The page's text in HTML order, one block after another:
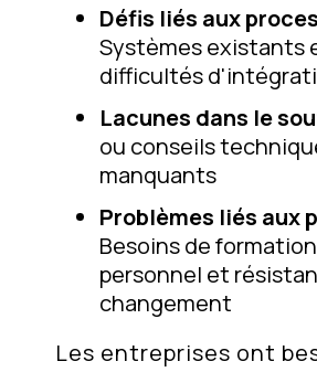
Défis liés aux
Systèmes existants
difficultés
Lacunes dans le
ou conseils
manquants
Problèmes liés aux
Besoins de
personnel et
changement
Les entreprises ont